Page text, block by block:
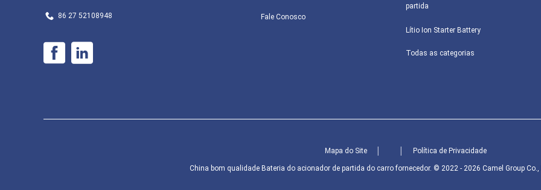
86 27 52108948 Fale Conosco
partida
Lítio Ion Starter Battery
Todas as categorias
Mapa do Site Política de Privacidade
China bom qualidade Bateria do acionador de partida do carro fornecedor. © 2022 - 2026 Camel Group Co.,